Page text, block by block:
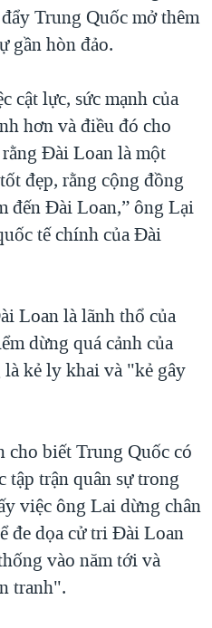
Trung Quốc mở thêm
gần hòn đảo.
cật lực, sức mạnh của
hơn và điều đó cho
Đài Loan là một
đẹp, rằng cộng đồng
đến Đài Loan,” ông Lại
tế chính của Đài
Loan là lãnh thổ của
dừng quá cảnh của
kẻ ly khai và "kẻ gây
cho biết Trung Quốc có
tập trận quân sự trong
việc ông Lai dừng chân
đe dọa cử tri Ðài Loan
vào năm tới và
tranh".